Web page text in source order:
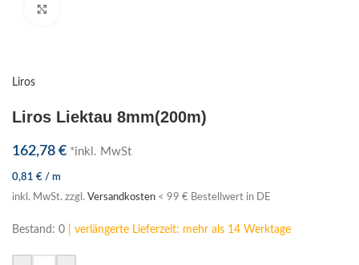
Liros
Liros Liektau 8mm(200m)
162,78 € *inkl. MwSt
0,81 € / m
inkl. MwSt. zzgl. Versandkosten < 99 € Bestellwert in DE
Bestand: 0 | verlängerte Lieferzeit: mehr als 14 Werktage